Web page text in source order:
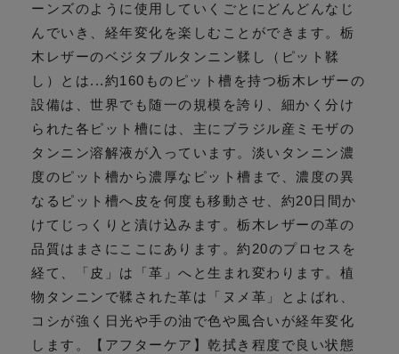
ーンズのように使用していくごとにどんどんなじ
んでいき、経年変化を楽しむことができます。栃
木レザーのベジタブルタンニン鞣し（ピット鞣
し）とは...約160ものピット槽を持つ栃木レザーの
設備は、世界でも随一の規模を誇り、細かく分け
られた各ピット槽には、主にブラジル産ミモザの
タンニン溶解液が入っています。淡いタンニン濃
度のピット槽から濃厚なピット槽まで、濃度の異
なるピット槽へ皮を何度も移動させ、約20日間か
けてじっくりと漬け込みます。栃木レザーの革の
品質はまさにここにあります。約20のプロセスを
経て、「皮」は「革」へと生まれ変わります。植
物タンニンで鞣された革は「ヌメ革」とよばれ、
コシが強く日光や手の油で色や風合いが経年変化
します。【アフターケア】乾拭き程度で良い状態